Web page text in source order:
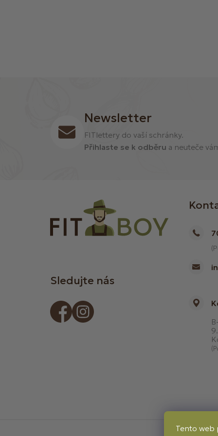
Tento web
Newsletter
FITlettery do vaší schránky.
Přihlaste se k odběru a neuteče
Sledujte nás